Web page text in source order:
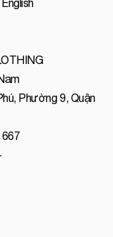
Phường 9, Quận